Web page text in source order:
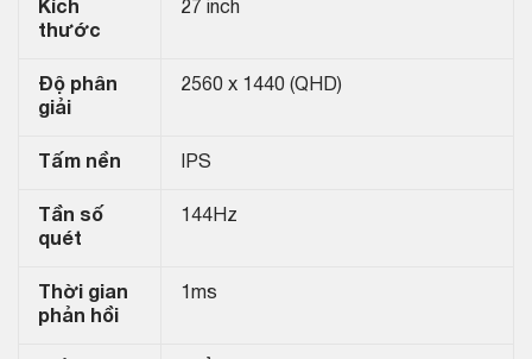
Kích
thước
27 inch
Độ phân
giải
2‎560 x 1440 (QHD)
Tấm nền IPS
Tần số
quét
144Hz
Thời gian
phản hồi
1ms